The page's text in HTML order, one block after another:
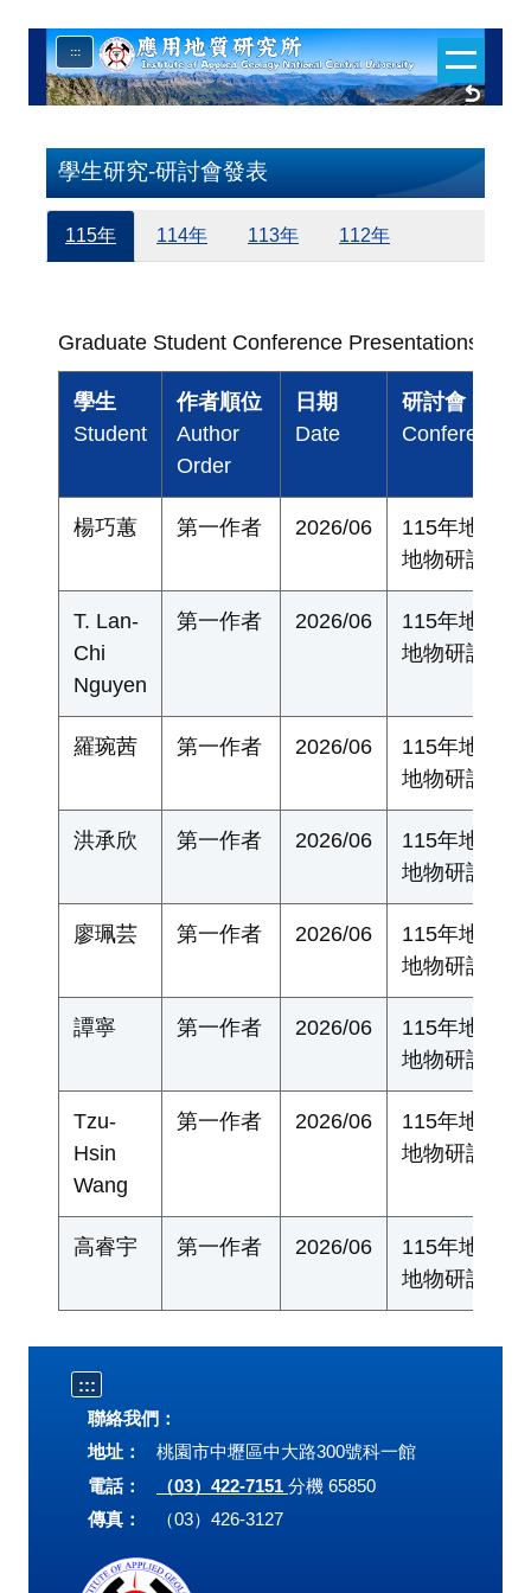
跳
到
主
區
:::
學生研究-研討會發表
115年 114年 113年 112年
Graduate Student Conference Presentations
學生
Student
作者順位
Author
Order
日期
Date
研討會
Conference
楊巧蕙 第一作者 2026/06
115年地質
地物研討會
T. Lan-
Chi
Nguyen
第一作者 2026/06
115年地質
地物研討會
羅琬茜 第一作者 2026/06
115年地質
地物研討會
洪承欣 第一作者 2026/06
115年地質
地物研討會
廖珮芸 第一作者 2026/06
115年地質
地物研討會
譚寧 第一作者 2026/06
115年地質
地物研討會
Tzu-
Hsin
Wang
第一作者 2026/06
115年地質
地物研討會
高睿宇 第一作者 2026/06
115年地質
地物研討會
:::
聯絡我們：
地址：
桃園市中壢區中大路300號科一館
電話：
（03）422-7151 分機 65850
傳真：
（03）426-3127